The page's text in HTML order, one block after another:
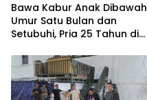
Bawa Kabur Anak Dibawah
Umur Satu Bulan dan
Setubuhi, Pria 25 Tahun di